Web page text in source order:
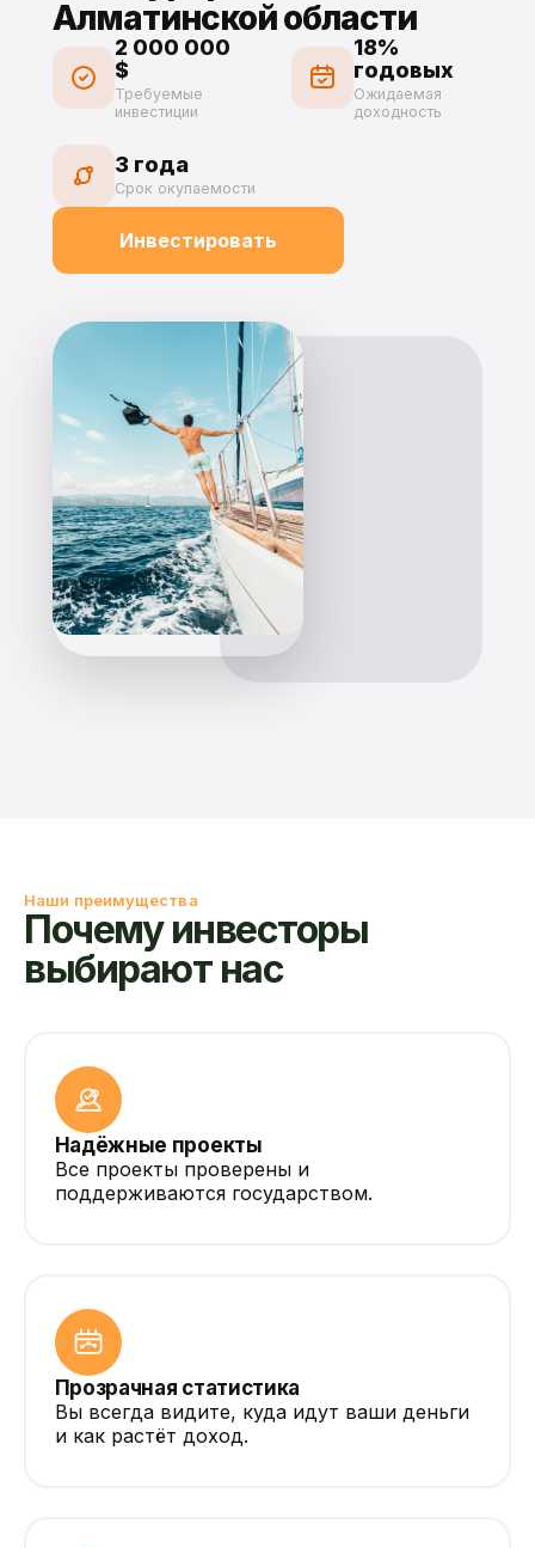
Алматинской области
2 000 000
$
Требуемые
инвестиции
18%
годовых
Ожидаемая
доходность
3 года
Срок окупаемости
Инвестировать
Наши преимущества
Почему инвесторы
выбирают нас
Надёжные проекты
Все проекты проверены и
поддерживаются государством.
Прозрачная статистика
Вы всегда видите, куда идут ваши деньги
и как растёт доход.